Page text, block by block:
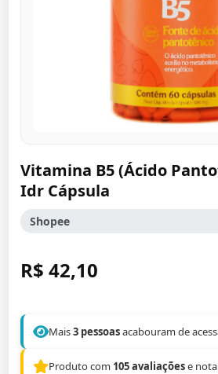
Vitamina B5 (Ácido
Idr Cápsula
Shopee
R$ 42,10
Mais3 pessoasacabouram de
Produto com 105 avaliaçõese nota